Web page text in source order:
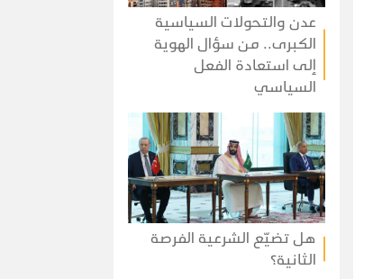
عدن والتحولات السياسية
الكبرى.. من سؤال الهوية
إلى استعادة الفعل
السياسي
هل تضيّع الشرعية الفرصة
الثانية؟